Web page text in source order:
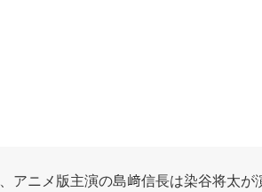
アニメ版主演の島﨑信長は染谷将太が